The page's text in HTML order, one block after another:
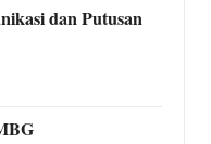
dan Putusan